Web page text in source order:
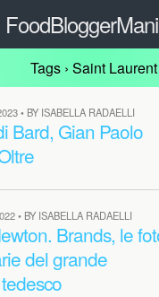
Tags › Saint Laurent
• BY ISABELLA RADAELLI
Bard, Gian Paolo
• BY ISABELLA RADAELLI
Brands, le
del grande